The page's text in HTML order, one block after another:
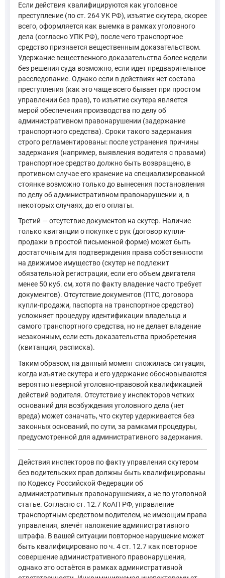
Если действия квалифицируются как уголовное
преступление (по ст. 264 УК РФ), изъятие скутера, скорее
всего, оформляется как выемка в рамках уголовного
дела (согласно УПК РФ), после чего транспортное
средство признается вещественным доказательством.
Удержание вещественного доказательства более недели
без решения суда возможно, если идет предварительное
расследование. Однако если в действиях нет состава
преступления (как это чаще всего бывает при простом
управлении без прав), то изъятие скутера является
мерой обеспечения производства по делу об
административном правонарушении (задержание
транспортного средства). Сроки такого задержания
строго регламентированы: после устранения причины
задержания (например, выявления водителя с правами)
транспортное средство должно быть возвращено, в
противном случае его хранение на специализированной
стоянке возможно только до вынесения постановления
по делу об административном правонарушении и, в
некоторых случаях, до его оплаты.
Третий — отсутствие документов на скутер. Наличие
только квитанции о покупке с рук (договор купли-
продажи в простой письменной форме) может быть
достаточным для подтверждения права собственности
на движимое имущество (скутер не подлежит
обязательной регистрации, если его объем двигателя
менее 50 куб. см, хотя по факту владение часто требует
документов). Отсутствие документов (ПТС, договора
купли-продажи, паспорта на транспортное средство)
усложняет процедуру идентификации владельца и
самого транспортного средства, но не делает владение
незаконным, если есть доказательства приобретения
(квитанция, расписка).
Таким образом, на данный момент сложилась ситуация,
когда изъятие скутера и его удержание обосновываются
вероятно неверной уголовно-правовой квалификацией
действий водителя. Отсутствие у инспекторов четких
оснований для возбуждения уголовного дела (нет
вреда) может означать, что скутер удерживается без
законных оснований, по сути, за рамками процедуры,
предусмотренной для административного задержания.
Действия инспекторов по факту управления скутером
без водительских прав должны быть квалифицированы
по Кодексу Российской Федерации об
административных правонарушениях, а не по уголовной
статье. Согласно ст. 12.7 КоАП РФ, управление
транспортным средством водителем, не имеющим права
управления, влечёт наложение административного
штрафа. В вашей ситуации повторное нарушение может
быть квалифицировано по ч. 4 ст. 12.7 как повторное
совершение административного правонарушения,
однако это остаётся в рамках административной